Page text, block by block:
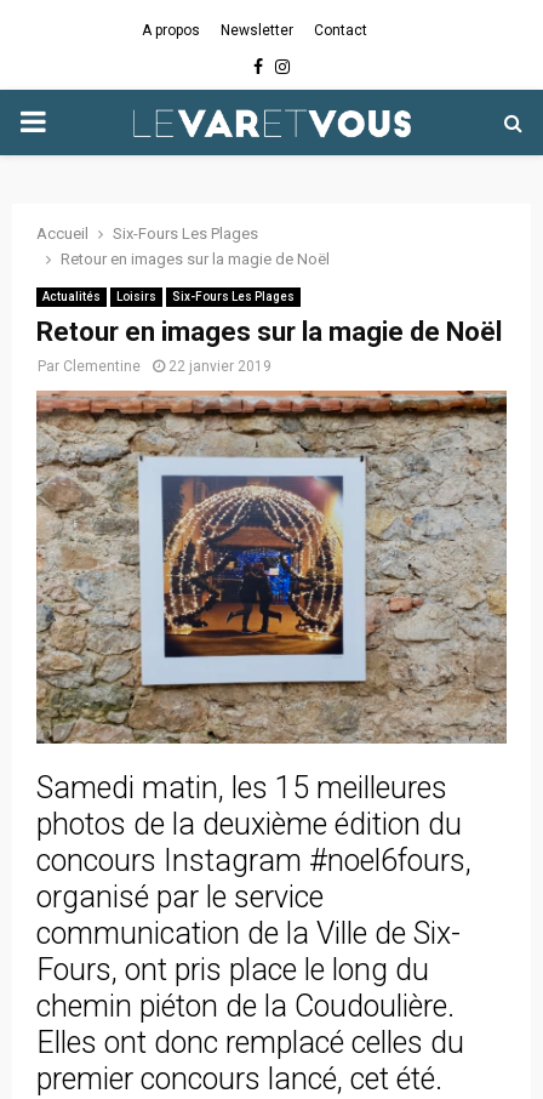
A propos Newsletter Contact
Facebook
Instagram
PRIMARY
Accueil
Six-Fours Les Plages
Retour en images sur la magie de Noël
Actualités Loisirs Six-Fours Les Plages
Retour en images sur la magie de Noël
Par Clementine 22 janvier 2019
Samedi matin, les 15 meilleures
photos de la deuxième édition du
concours Instagram #noel6fours,
organisé par le service
communication de la Ville de Six-
Fours, ont pris place le long du
chemin piéton de la Coudoulière.
Elles ont donc remplacé celles du
premier concours lancé, cet été.